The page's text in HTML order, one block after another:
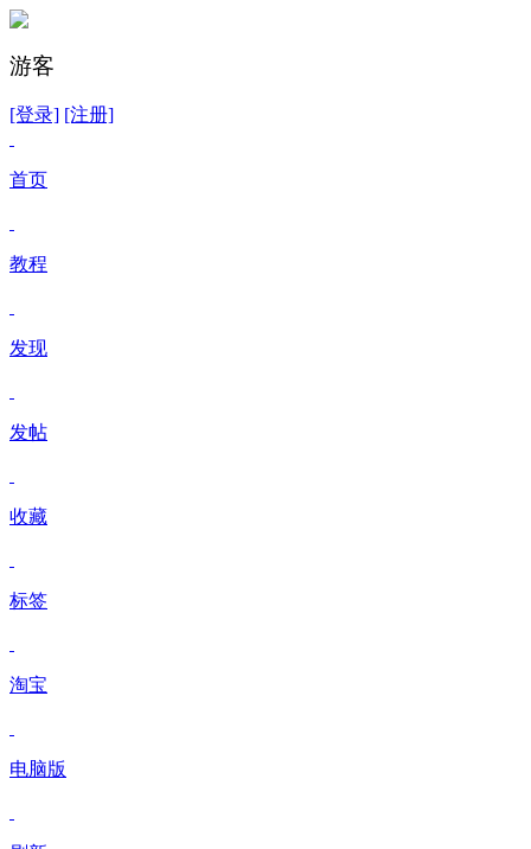
游客
[登录] [注册]
首页
教程
发现
发帖
收藏
标签
淘宝
电脑版